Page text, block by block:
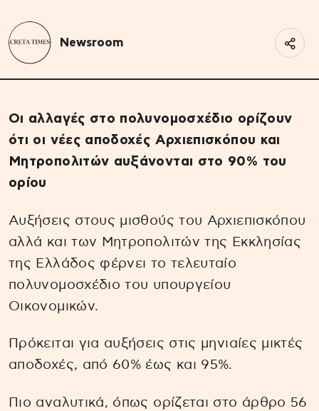
Newsroom
Οι αλλαγές στο πολυνομοσχέδιο ορίζουν
ότι οι νέες αποδοχές Αρχιεπισκόπου και
Μητροπολιτών αυξάνονται στο 90% του
ορίου
Αυξήσεις στους μισθούς του Αρχιεπισκόπου
αλλά και των Μητροπολιτών της Εκκλησίας
της Ελλάδος φέρνει το τελευταίο
πολυνομοσχέδιο του υπουργείου
Οικονομικών.
Πρόκειται για αυξήσεις στις μηνιαίες μικτές
αποδοχές, από 60% έως και 95%.
Πιο αναλυτικά, όπως ορίζεται στο άρθρο 56